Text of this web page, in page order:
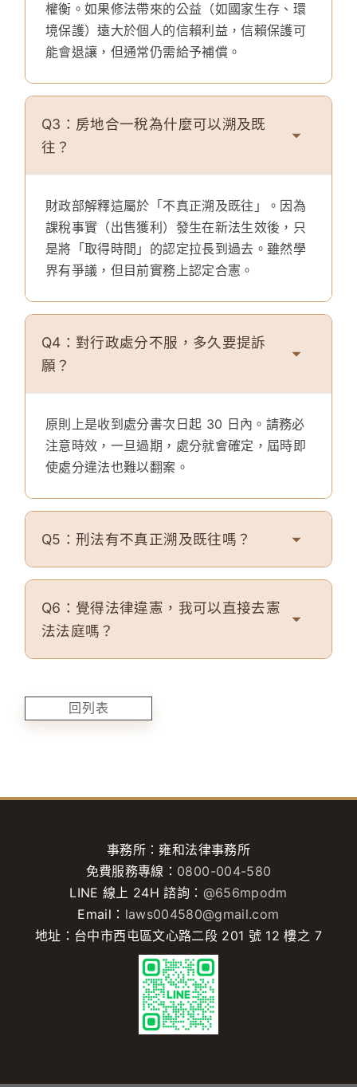
權衡。如果修法帶來的公益（如國家生存、環
境保護）遠大於個人的信賴利益，信賴保護可
能會退讓，但通常仍需給予補償。
Q3：房地合一稅為什麼可以溯及既
往？
財政部解釋這屬於「不真正溯及既往」。因為
課稅事實（出售獲利）發生在新法生效後，只
是將「取得時間」的認定拉長到過去。雖然學
界有爭議，但目前實務上認定合憲。
Q4：對行政處分不服，多久要提訴
願？
原則上是收到處分書次日起 30 日內。請務必
注意時效，一旦過期，處分就會確定，屆時即
使處分違法也難以翻案。
Q5：刑法有不真正溯及既往嗎？
Q6：覺得法律違憲，我可以直接去憲
法法庭嗎？
回列表
事務所：雍和法律事務所
免費服務專線： 0800-004-580
LINE 線上 24H 諮詢： @656mpodm
Email： laws004580@gmail.com
地址：台中市西屯區文心路二段 201 號 12 樓之 7